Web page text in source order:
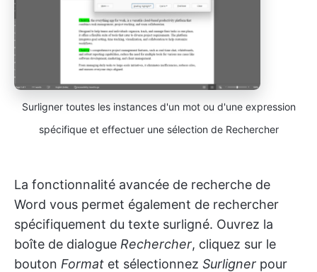
Surligner toutes les instances d'un mot ou d'une expression
spécifique et effectuer une sélection de Rechercher
La fonctionnalité avancée de recherche de
Word vous permet également de rechercher
spécifiquement du texte surligné. Ouvrez la
boîte de dialogue Rechercher, cliquez sur le
bouton Format et sélectionnez Surligner pour